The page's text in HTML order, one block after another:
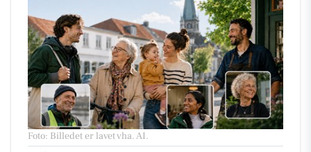
Foto: Billedet er lavet vha. AI.